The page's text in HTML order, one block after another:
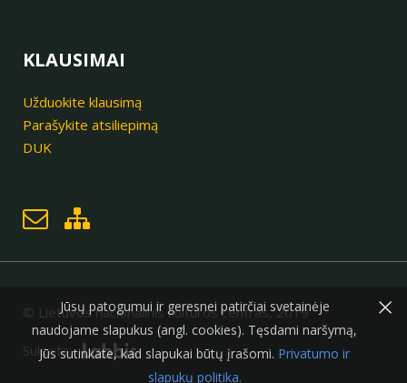
KLAUSIMAI
Užduokite klausimą
Parašykite atsiliepimą
DUK
© Lietuvos nacionalinis kultūros centras, 2019
Sukurta:
×
Jūsų patogumui ir geresnei patirčiai svetainėje
naudojame slapukus (angl. cookies). Tęsdami naršymą,
Jūs sutinkate, kad slapukai būtų įrašomi. Privatumo ir
slapukų politika.